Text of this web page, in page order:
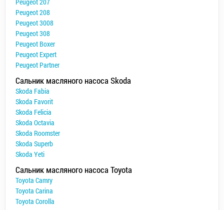
Peugeot 208
Peugeot 3008
Peugeot 308
Peugeot Boxer
Peugeot Expert
Peugeot Partner
Сальник масляного насоса Skoda
Skoda Fabia
Skoda Favorit
Skoda Felicia
Skoda Octavia
Skoda Roomster
Skoda Superb
Skoda Yeti
Сальник масляного насоса Toyota
Toyota Camry
Toyota Carina
Toyota Corolla